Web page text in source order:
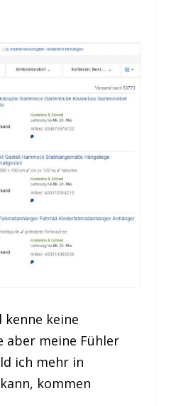
kenne keine
aber meine Fühler
ich mehr in
kommen